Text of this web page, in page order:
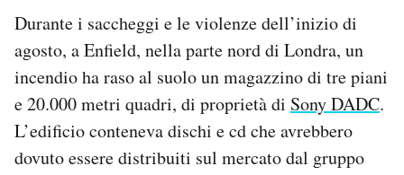
Durante i saccheggi e le violenze dell’inizio di
agosto, a Enfield, nella parte nord di Londra, un
incendio ha raso al suolo un magazzino di tre piani
e 20.000 metri quadri, di proprietà di Sony DADC.
L’edificio conteneva dischi e cd che avrebbero
dovuto essere distribuiti sul mercato dal gruppo